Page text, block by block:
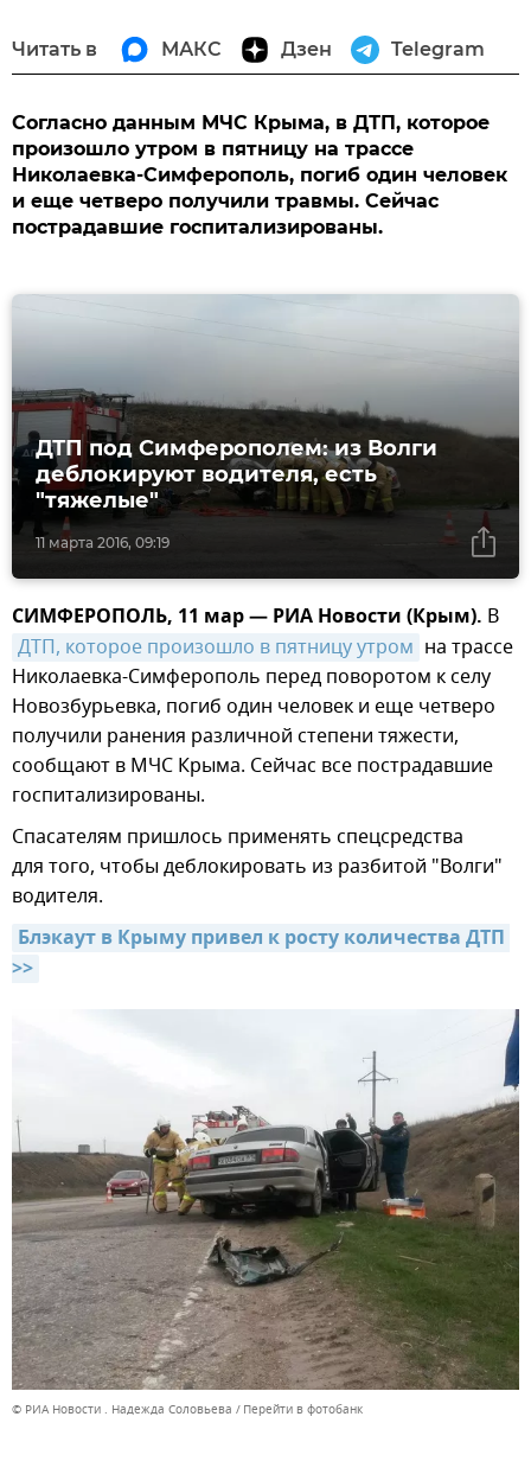
Читать в МАКС Дзен Telegram
Согласно данным МЧС Крыма, в ДТП, которое
произошло утром в пятницу на трассе
Николаевка-Симферополь, погиб один человек
и еще четверо получили травмы. Сейчас
пострадавшие госпитализированы.
11 марта 2016, 09:19
ДТП под Симферополем: из Волги
деблокируют водителя, есть
"тяжелые"
СИМФЕРОПОЛЬ, 11 мар — РИА Новости (Крым). В
ДТП, которое произошло в пятницу утром на трассе
Николаевка-Симферополь перед поворотом к селу
Новозбурьевка, погиб один человек и еще четверо
получили ранения различной степени тяжести,
сообщают в МЧС Крыма. Сейчас все пострадавшие
госпитализированы.
Спасателям пришлось применять спецсредства
для того, чтобы деблокировать из разбитой "Волги"
водителя.
Блэкаут в Крыму привел к росту количества ДТП
>>
© РИА Новости . Надежда Соловьева Перейти в фотобанк